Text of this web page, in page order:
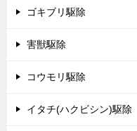
ゴキブリ駆除
害獣駆除
コウモリ駆除
イタチ(ハクビシン)駆除